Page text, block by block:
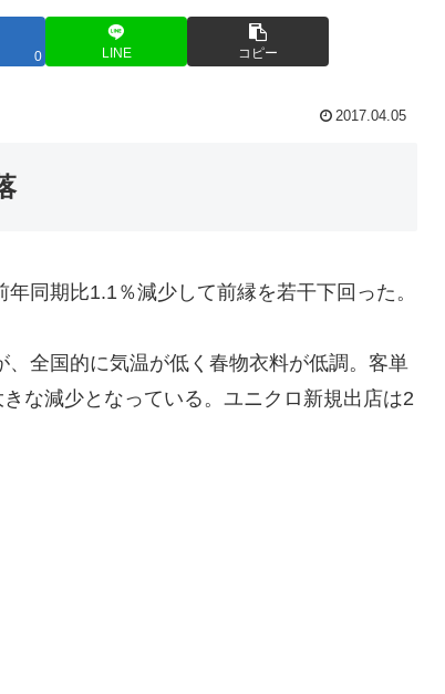
0 LINE コピー
2017.04.05
同期比1.1％減少して前縁を若干下回った。
全国的に気温が低く春物衣料が低調。客単
な減少となっている。ユニクロ新規出店は2